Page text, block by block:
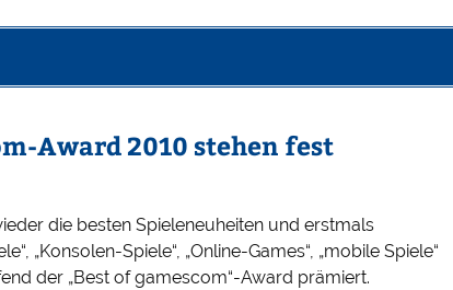
Award 2010 stehen fest
die besten Spieleneuheiten und erstmals
„Konsolen-Spiele“, „Online-Games“, „mobile Spiele“
der „Best of gamescom“-Award prämiert.